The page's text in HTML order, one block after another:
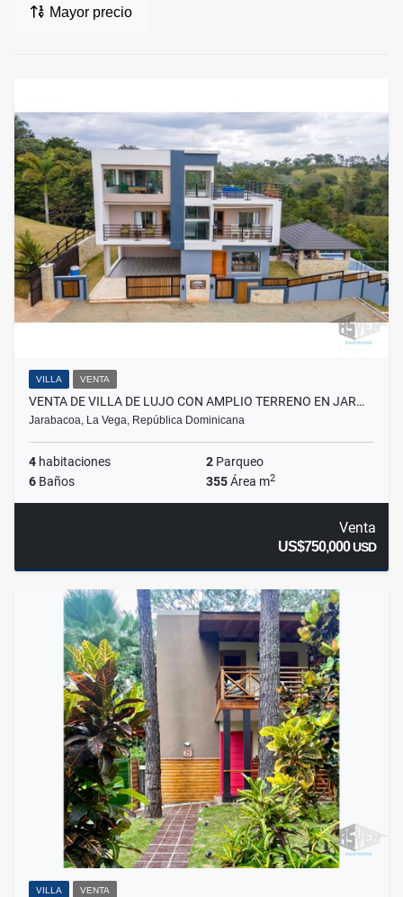
Mayor precio
VILLA VENTA
VENTA DE VILLA DE LUJO CON AMPLIO TERRENO EN JAR…
Jarabacoa, La Vega, República Dominicana
4 habitaciones 2 Parqueo
6 Baños 355Área m2
Venta
US$750,000USD
VILLA VENTA